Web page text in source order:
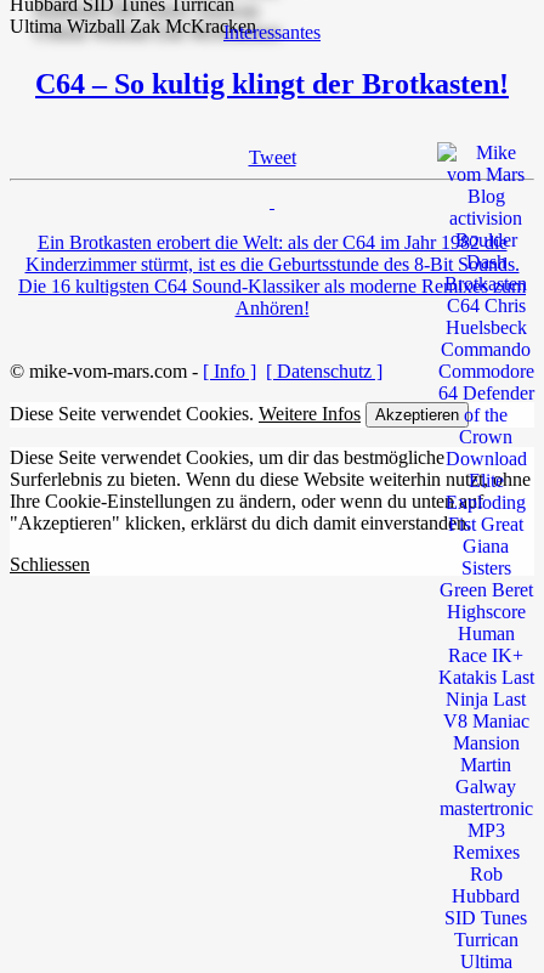
Interessantes
C64 – So kultig klingt der Brotkasten!
Tweet
Ein Brotkasten erobert die Welt: als der C64 im Jahr 1982 die
Kinderzimmer stürmt, ist es die Geburtsstunde des 8-Bit Sounds.
Die 16 kultigsten C64 Sound-Klassiker als moderne Remixes zum
Anhören!
© mike-vom-mars.com - [ Info ] [ Datenschutz ]
Diese Seite verwendet Cookies. Weitere Infos Akzeptieren
Diese Seite verwendet Cookies, um dir das bestmögliche
Surferlebnis zu bieten. Wenn du diese Website weiterhin nutzt, ohne
Ihre Cookie-Einstellungen zu ändern, oder wenn du unten auf
"Akzeptieren" klicken, erklärst du dich damit einverstanden.
Schliessen